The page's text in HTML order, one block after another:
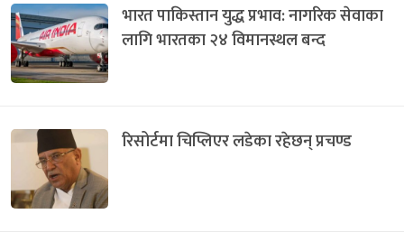
भारत पाकिस्तान युद्ध प्रभाव: नागरिक सेवाका
लागि भारतका २४ विमानस्थल बन्द
रिसोर्टमा चिप्लिएर लडेका रहेछन् प्रचण्ड